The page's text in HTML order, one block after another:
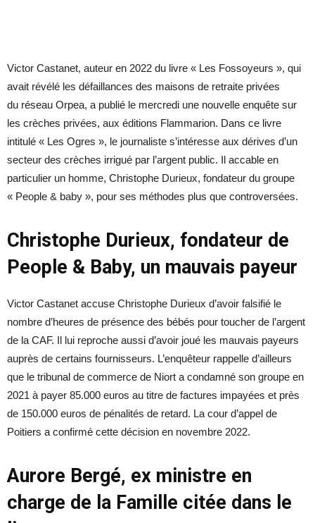
Victor Castanet, auteur en 2022 du livre « Les Fossoyeurs », qui
avait révélé les défaillances des maisons de retraite privées
du réseau Orpea, a publié le mercredi une nouvelle enquête sur
les crèches privées, aux éditions Flammarion. Dans ce livre
intitulé « Les Ogres », le journaliste s’intéresse aux dérives d’un
secteur des crèches irrigué par l’argent public. Il accable en
particulier un homme, Christophe Durieux, fondateur du groupe
« People & baby », pour ses méthodes plus que controversées.
Christophe Durieux, fondateur de
People & Baby, un mauvais payeur
Victor Castanet accuse Christophe Durieux d’avoir falsifié le
nombre d’heures de présence des bébés pour toucher de l’argent
de la CAF. Il lui reproche aussi d’avoir joué les mauvais payeurs
auprès de certains fournisseurs. L’enquêteur rappelle d’ailleurs
que le tribunal de commerce de Niort a condamné son groupe en
2021 à payer 85.000 euros au titre de factures impayées et près
de 150.000 euros de pénalités de retard. La cour d’appel de
Poitiers a confirmé cette décision en novembre 2022.
Aurore Bergé, ex ministre en
charge de la Famille citée dans le